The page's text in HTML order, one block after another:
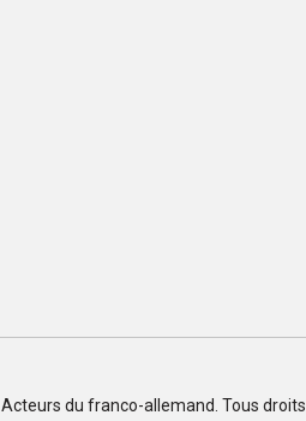
Acteurs du franco-allemand . Tous droits